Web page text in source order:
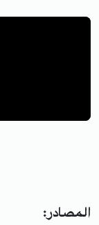
المصادر: